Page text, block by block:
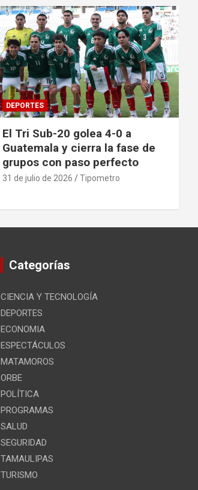
DEPORTES
El Tri Sub-20 golea 4-0 a
Guatemala y cierra la fase de
grupos con paso perfecto
31 de julio de 2026 Tipometro
Categorías
CIENCIA Y TECNOLOGÍA
DEPORTES
ECONOMIA
ESPECTÁCULOS
MATAMOROS
ORBE
POLÍTICA
PROGRAMAS
SALUD
SEGURIDAD
TAMAULIPAS
TURISMO